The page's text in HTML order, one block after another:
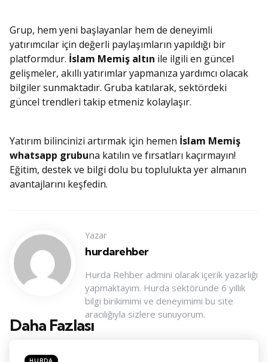
Grup, hem yeni başlayanlar hem de deneyimli
yatırımcılar için değerli paylaşımların yapıldığı bir
platformdur. İslam Memiş altın ile ilgili en güncel
gelişmeler, akıllı yatırımlar yapmanıza yardımcı olacak
bilgiler sunmaktadır. Gruba katılarak, sektördeki
güncel trendleri takip etmeniz kolaylaşır.
Yatırım bilincinizi artırmak için hemen İslam Memiş
whatsapp grubuna katılın ve fırsatları kaçırmayın!
Eğitim, destek ve bilgi dolu bu toplulukta yer almanın
avantajlarını keşfedin.
Yazar
hurdarehber
Hurda Rehber admini olarak içerik yazarlığı
yapmaktayım. Hurda sektöründe 6 yıllık
bilgi birikimimi ve deneyimimi bu site
aracılığıyla sizlere sunuyorum.
Daha Fazlası
Konu
Posted
HURDA